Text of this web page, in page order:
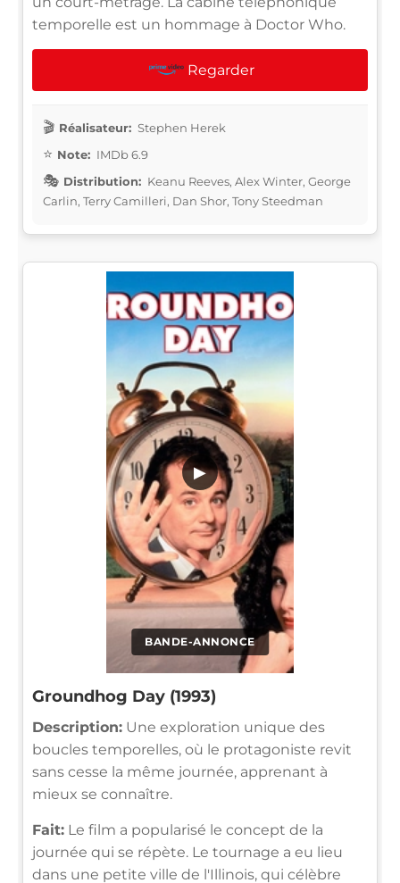
temporelle est un hommage à Doctor Who.
Regarder
Réalisateur: Stephen Herek
Note: IMDb 6.9
Distribution: Keanu Reeves, Alex Winter, George
Carlin, Terry Camilleri, Dan Shor, Tony Steedman
BANDE-ANNONCE
▶
Groundhog Day (1993)
Description: Une exploration unique des
boucles temporelles, où le protagoniste revit
sans cesse la même journée, apprenant à
mieux se connaître.
Fait: Le film a popularisé le concept de la
journée qui se répète. Le tournage a eu lieu
dans une petite ville de l'Illinois, qui célèbre